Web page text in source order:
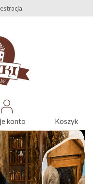
konto Koszyk